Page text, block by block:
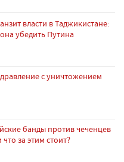
власти в Таджикистане:
убедить Путина
с уничтожением
банды против чеченцев
за этим стоит?